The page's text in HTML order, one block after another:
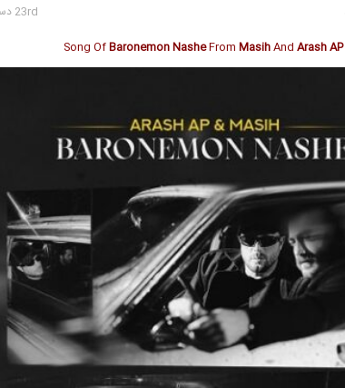
23rd دسامبر 2024
Song OfBaronemon NasheFromMasihAndArash AP